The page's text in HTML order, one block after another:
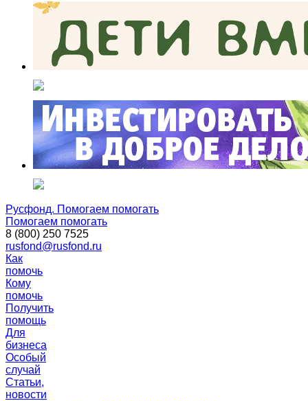
Русфонд. Помогаем помогать
Помогаем помогать
8 (800) 250 7525
rusfond@rusfond.ru
Как
помочь
Кому
помочь
Получить
помощь
Для
бизнеса
Особый
случай
Статьи,
новости